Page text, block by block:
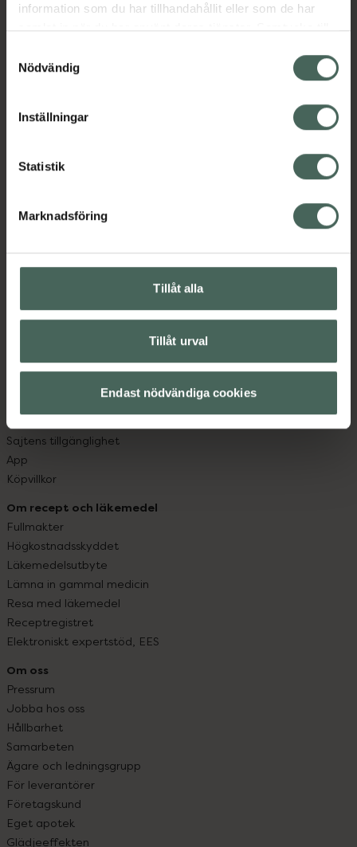
information som du har tillhandahållit eller som de har
samlat in när du har använt deras tjänster. Samtycke till
återkalla ditt samtycke via webbplatsens
cookieinställningar. Ett återkallat samtycke påverkar inte
lagligheten av behandling som skett innan återkallelsen.
Nödvändig
Inställningar
Statistik
Marknadsföring
Tillåt alla
Tillåt urval
Endast nödvändiga cookies
EAN:07046260417052
Bipacksedel från FASS Visa
Kronans Apotek finns här för dig. Du hittar oss från Skåne i
syd till Lappland i norr, och online i mobilen och på
datorn. Oavsett vem du är så är det vårt uppdrag att
med oss.
Kundservice
Kontakta oss
Hitta apotek
Leverans, betalning och retur
Kundklubb
Sajtens tillgänglighet
App
Köpvillkor
Om recept och läkemedel
Fullmakter
Högkostnadsskyddet
Läkemedelsutbyte
Lämna in gammal medicin
Resa med läkemedel
Receptregistret
Elektroniskt expertstöd, EES
Om oss
Pressrum
Jobba hos oss
Hållbarhet
Samarbeten
Ägare och ledningsgrupp
För leverantörer
Företagskund
Eget apotek
Glädjeeffekten